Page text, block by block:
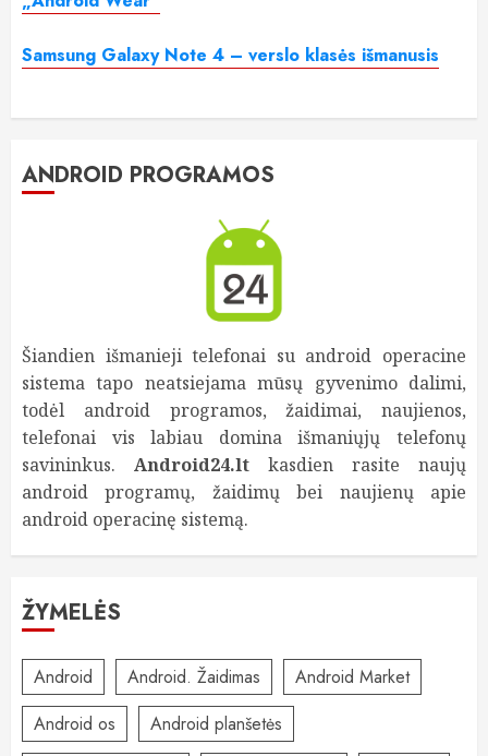
Samsung Galaxy Note 4 – verslo klasės išmanusis
ANDROID PROGRAMOS
Šiandien išmanieji telefonai su android operacine
sistema tapo neatsiejama mūsų gyvenimo dalimi,
todėl android programos, žaidimai, naujienos,
telefonai vis labiau domina išmaniųjų telefonų
savininkus. Android24.lt kasdien rasite naujų
android programų, žaidimų bei naujienų apie
android operacinę sistemą.
ŽYMELĖS
Android Android. Žaidimas
Android Market
Android os
Android planšetės